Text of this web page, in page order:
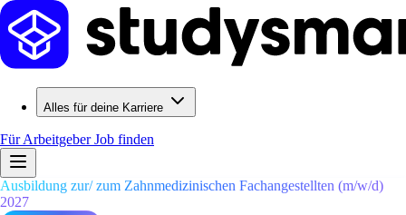
Alles für deine Karriere
Für ArbeitgeberJob finden
Ausbildung zur/ zum Zahnmedizinischen Fachangestellten (m/w/d)
2027